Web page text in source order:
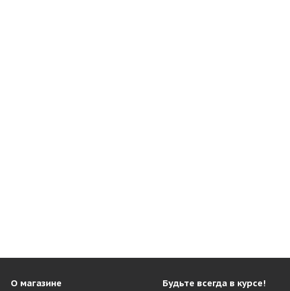
О магазине Будьте всегда в курсе!